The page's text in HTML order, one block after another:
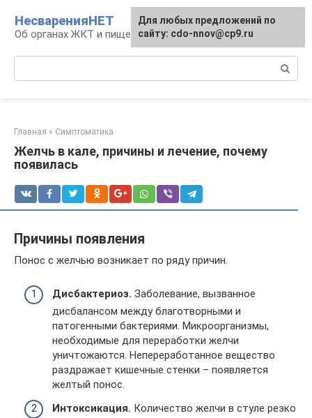
контенту
НесваренияНЕТ
Об органах ЖКТ и пищеварении
Главная » Симптоматика
Желчь в кале, причины и лечение, почему
появилась
Причины появления
Понос с желчью возникает по ряду причин.
Дисбактериоз. Заболевание, вызванное
дисбалансом между благотворными и
патогенными бактериями. Микроорганизмы,
необходимые для переработки желчи
уничтожаются. Непереработанное вещество
раздражает кишечные стенки – появляется
желтый понос.
Интоксикация. Количество желчи в стуле резко
Для любых предложений по
сайту: cdo-nnov@cp9.ru